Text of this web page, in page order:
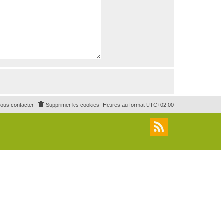
Heures au format UTC+02:00
Supprimer les cookies
contacter